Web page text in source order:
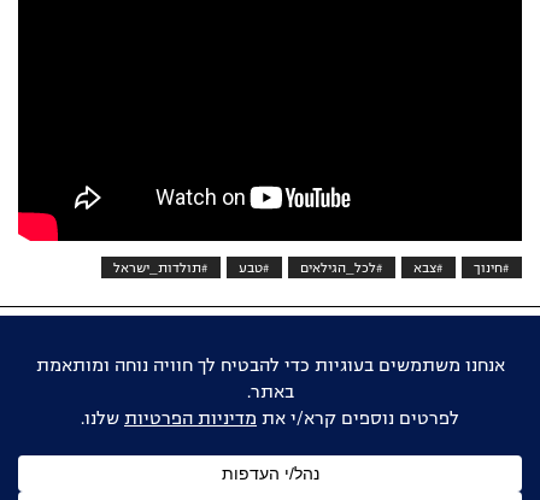
#חינוך #צבא #לכל_הגילאים #טבע #תולדות_ישראל
אוהבים דוקו ישראלי?
הישארו מעודכנים
שם
מלא